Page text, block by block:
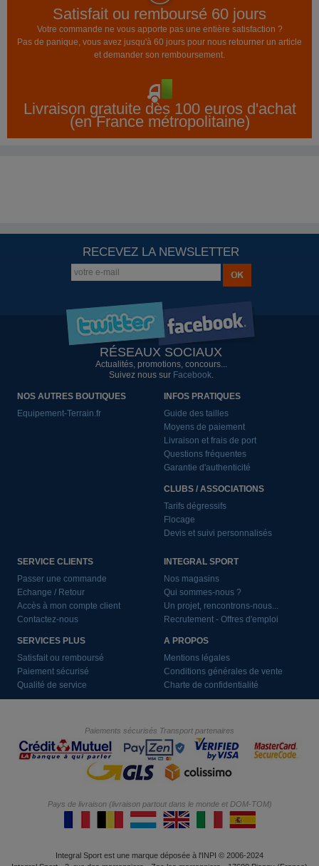
Satisfait ou remboursé 60 jours
Votre commande ne vous apporte pas une entière satisfaction ?
Pas de panique, vous avez jusqu'à 60 jours pour nous retourner un article
et demander son remboursement.
Livraison gratuite dès 100 euros d'achat
(en France métropolitaine)
RECEVEZ LA NEWSLETTER
RÉSEAUX SOCIAUX
Actualités, promotions, concours...
Suivez nous sur Facebook.
NOS AUTRES BOUTIQUES
Equipement-Terrain.fr
INFOS PRATIQUES
Guide des tailles
Moyens de paiement
Livraison et frais de port
Questions fréquentes
Garantie d'authenticité
CLUBS / ASSOCIATIONS
Tarifs dégressifs
Flocage
Devis et suivi personnalisés
SERVICE CLIENTS
Passer une commande
Echange / Retour
Accès à mon compte client
Contactez-nous
SERVICES PLUS
Satisfait ou remboursé
Paiement sécurisé
Qualité de service
INTEGRAL SPORT
Nos magasins
Qui sommes-nous ?
Un projet, rencontrons-nous...
Recrutement - Offres d'emploi
A PROPOS
Mentions légales
Conditions générales de vente
Charte de confidentialité
Paiements sécurisés Transport partenaires
Pays de livraison (livraison partout dans le monde et DOM-TOM)
Integral Sport est une marque déposée à l'INPI © 2006-2024